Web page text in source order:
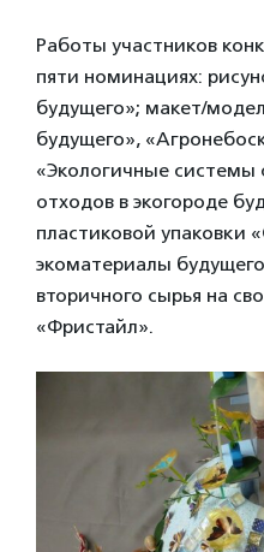
Работы участников
пяти номинациях:
будущего»; макет/
будущего»,
«Экологичные системы
отходов в экогороде
пластиковой упаковки
экоматериалы
вторичного сырья на
«Фристайл».